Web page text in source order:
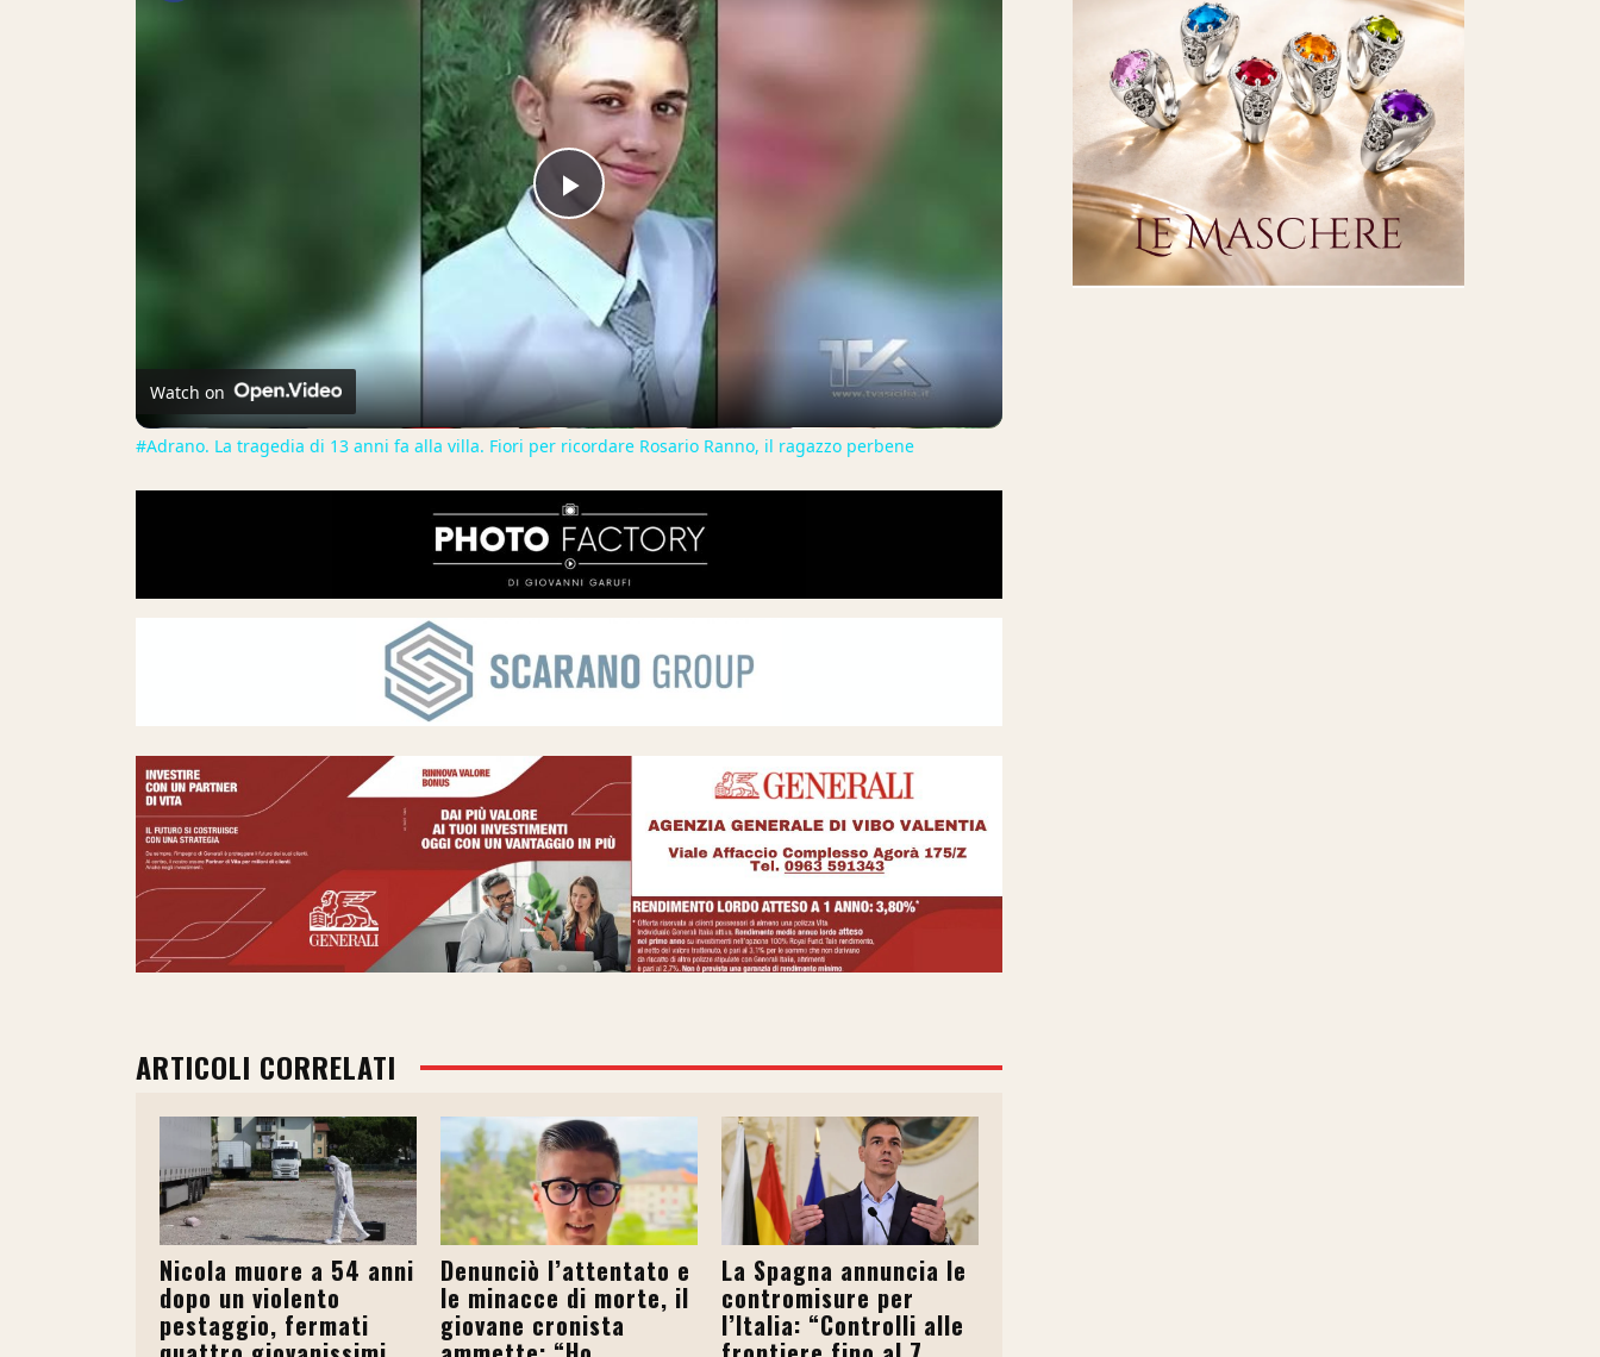
Play
Video
Watch on
#Adrano. La tragedia di 13 anni fa alla villa. Fiori per ricordare Rosario Ranno, il ragazzo perbene
ARTICOLI CORRELATI
Nicola muore a 54 anni
dopo un violento
pestaggio, fermati
Denunciò l’attentato e
le minacce di morte, il
giovane cronista
La Spagna annuncia le
contromisure per
l’Italia: “Controlli alle